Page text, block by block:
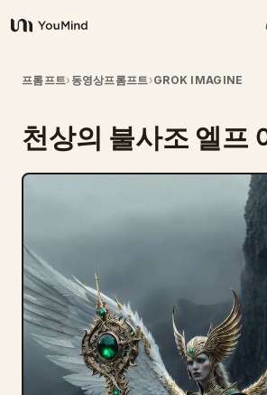
YouMind
개요
사용 사례
프롬프트
가격
다운로드
프롬프트› 동영상프롬프트›GROK IMAGINE
천상의 불사조 엘프